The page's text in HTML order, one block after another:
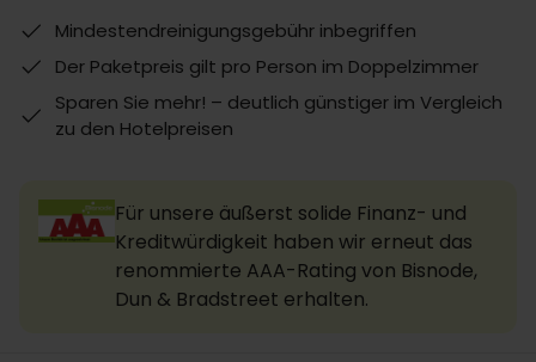
Mindestendreinigungsgebühr inbegriffen
Der Paketpreis gilt pro Person im Doppelzimmer
Sparen Sie mehr! – deutlich günstiger im Vergleich
zu den Hotelpreisen
Für unsere äußerst solide Finanz- und
Kreditwürdigkeit haben wir erneut das
renommierte AAA-Rating von Bisnode,
Dun & Bradstreet erhalten.